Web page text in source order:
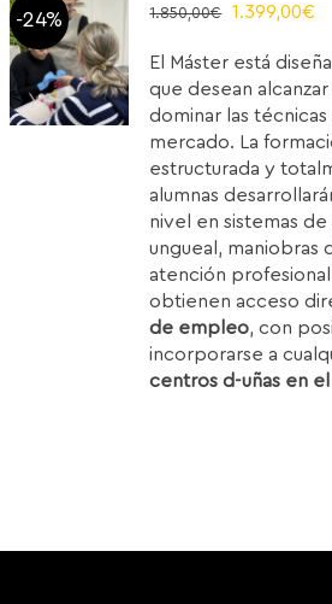
-24% 1.850,00€
El
original
era:
1.850,00€.
1.399,00€
El Máster está
que desean
dominar las técnicas
mercado. La
estructurada y
alumnas
nivel en sistemas de
ungueal, maniobras
atención
obtienen acceso
de empleo, con
incorporarse a
centros d-uñas en